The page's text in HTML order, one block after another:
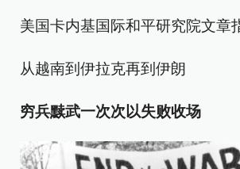
美国卡内基国际和平研究院文章
从越南到伊拉克再到伊朗
穷兵黩武一次次以失败收场